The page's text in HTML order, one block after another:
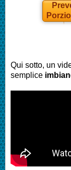
Qui sotto, un
semplice